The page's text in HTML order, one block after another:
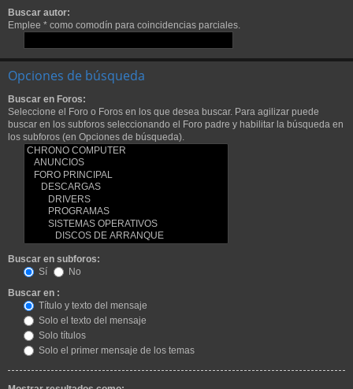
Buscar autor:
Emplee * como comodín para coincidencias parciales.
Opciones de búsqueda
Buscar en Foros:
Seleccione el Foro o Foros en los que desea buscar. Para agilizar puede
buscar en los subforos seleccionando el Foro padre y habilitar la búsqueda en
los subforos (en Opciones de búsqueda).
Buscar en subforos:
Sí
No
Buscar en :
Título y texto del mensaje
Solo el texto del mensaje
Solo títulos
Solo el primer mensaje de los temas